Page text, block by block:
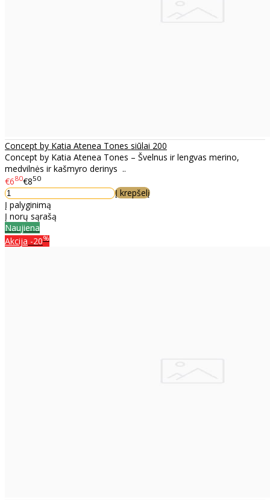
Concept by Katia Atenea Tones siūlai 200
Concept by Katia Atenea Tones – Švelnus ir lengvas merino,
medvilnės ir kašmyro derinys ..
€680€850
Į krepšelį
Į palyginimą
Į norų sąrašą
Naujiena
Akcija -20%